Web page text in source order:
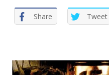
Share Tweet